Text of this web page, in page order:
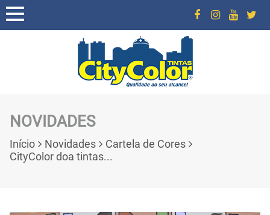
NOVIDADES
Início Novidades
Cartela de Cores
CityColor doa tintas...